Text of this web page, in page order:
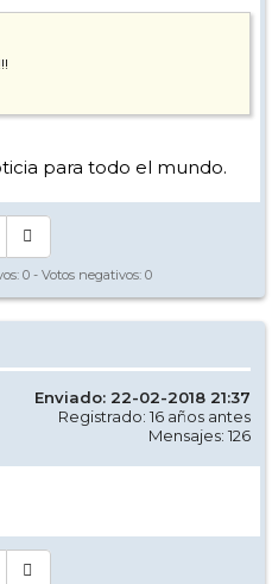
para todo el mundo.
0 - Votos negativos: 0
Enviado: 22-02-2018 21:37
Registrado: 16 años antes
Mensajes: 126